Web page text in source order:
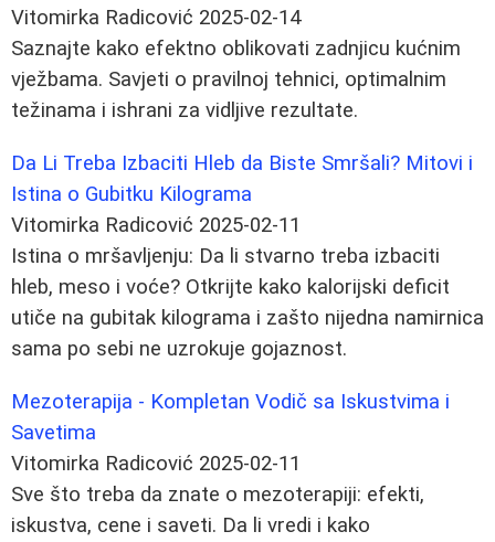
Vitomirka Radicović 2025-02-14
Saznajte kako efektno oblikovati zadnjicu kućnim
vježbama. Savjeti o pravilnoj tehnici, optimalnim
težinama i ishrani za vidljive rezultate.
Da Li Treba Izbaciti Hleb da Biste Smršali? Mitovi i
Istina o Gubitku Kilograma
Vitomirka Radicović 2025-02-11
Istina o mršavljenju: Da li stvarno treba izbaciti
hleb, meso i voće? Otkrijte kako kalorijski deficit
utiče na gubitak kilograma i zašto nijedna namirnica
sama po sebi ne uzrokuje gojaznost.
Mezoterapija - Kompletan Vodič sa Iskustvima i
Savetima
Vitomirka Radicović 2025-02-11
Sve što treba da znate o mezoterapiji: efekti,
iskustva, cene i saveti. Da li vredi i kako